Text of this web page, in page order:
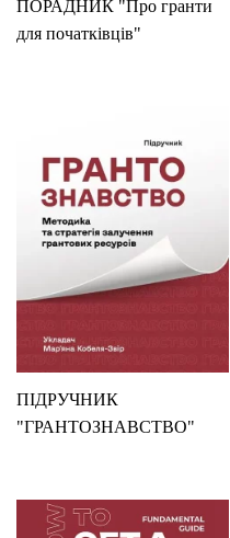
ПОРАДНИК "Про гранти
для початківців"
ПІДРУЧНИК
"ГРАНТОЗНАВСТВО"